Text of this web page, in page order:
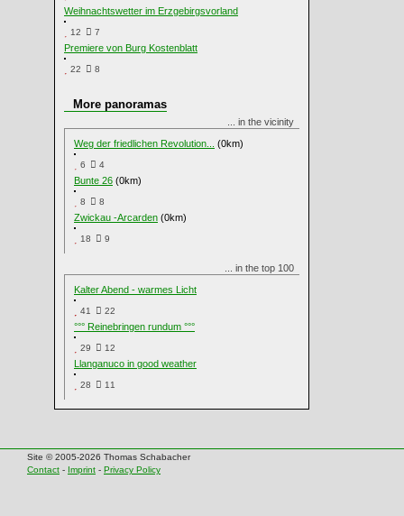
Weihnachtswetter im Erzgebirgsvorland
12 7
Premiere von Burg Kostenblatt
22 8
More panoramas
... in the vicinity
Weg der friedlichen Revolution...
(0km)
6 4
Bunte 26 (0km)
8 8
Zwickau -Arcarden (0km)
18 9
... in the top 100
Kalter Abend - warmes Licht
41 22
°°° Reinebringen rundum °°°
29 12
Llanganuco in good weather
28 11
Site © 2005-2026 Thomas Schabacher
Contact - Imprint - Privacy Policy